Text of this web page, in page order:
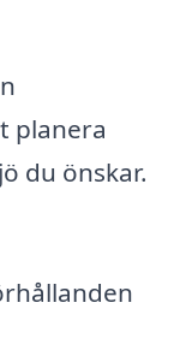
planera
du önskar.